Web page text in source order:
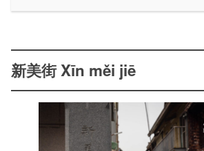
新美街 Xīn měi jiē